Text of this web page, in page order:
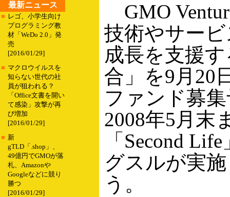
最新ニュース
■ レゴ、小学生向け
プログラミング教
材「WeDo 2.0」発
売
[2016/01/29]
■ マクロウイルスを
知らない世代の社
員が狙われる？
「Office文書を開い
て感染」攻撃が再
び増加
[2016/01/29]
■ 新
gTLD「.shop」、
49億円でGMOが落
札、Amazonや
Googleなどに競り
勝つ
[2016/01/29]
GMO
技術やサー
成長を支援
合」を9月20
ファンド募
2008年5月末
「Second
グスルが実
う。